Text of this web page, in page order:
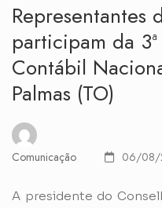
Representantes
participam da
Contábil
Palmas (TO)
Comunicação 06/08/
A presidente do